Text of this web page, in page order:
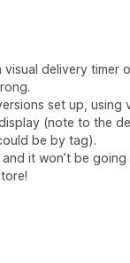
visual delivery timer
set up, using
(note to the
be by tag).
it won’t be